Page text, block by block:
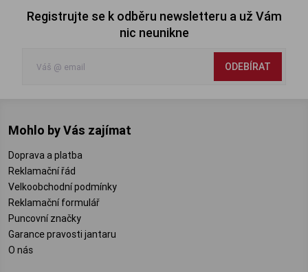
Registrujte se k odběru newsletteru a už Vám
nic neunikne
ODEBÍRAT
Mohlo by Vás zajímat
Doprava a platba
Reklamační řád
Velkoobchodní podmínky
Reklamační formulář
Puncovní značky
Garance pravosti jantaru
O nás